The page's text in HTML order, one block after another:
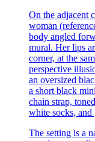
On the adjacent
woman
body angled
mural. Her lips
corner, at the
perspective
an oversized
a short black
chain strap,
white socks, and
The setting is a